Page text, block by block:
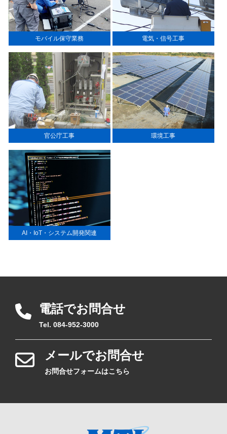
モバイル保守業務 電気・信号工事
官公庁工事 環境工事
AI・IoT・システム開発関連
電話でお問合せ
Tel. 084-952-3000
メールでお問合せ
お問合せフォームはこちら